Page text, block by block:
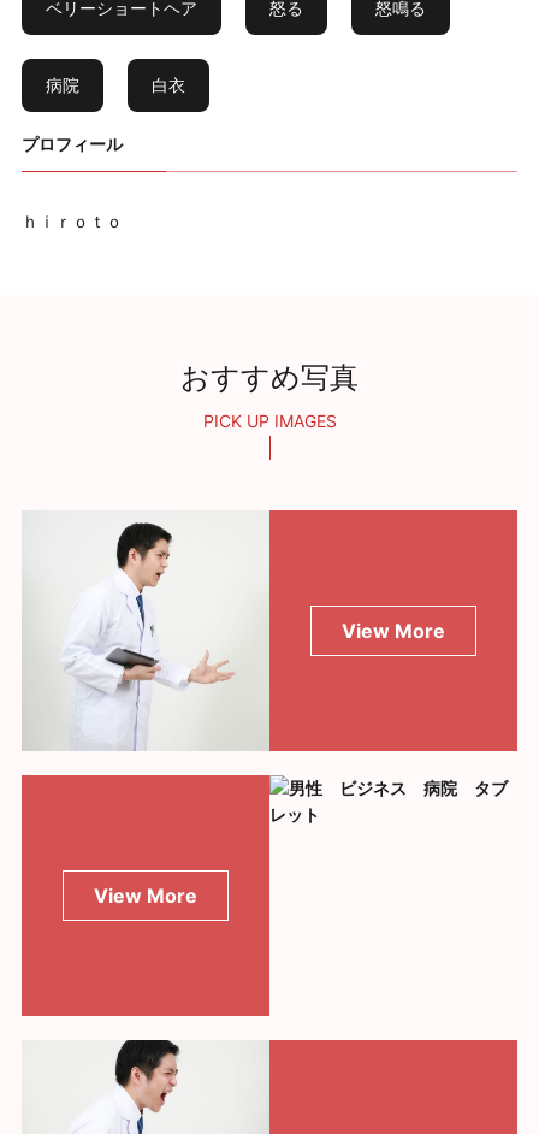
ベリーショートヘア 怒る 怒鳴る
病院 白衣
プロフィール
ｈｉｒｏｔｏ
おすすめ写真
PICK UP IMAGES
View More
View More